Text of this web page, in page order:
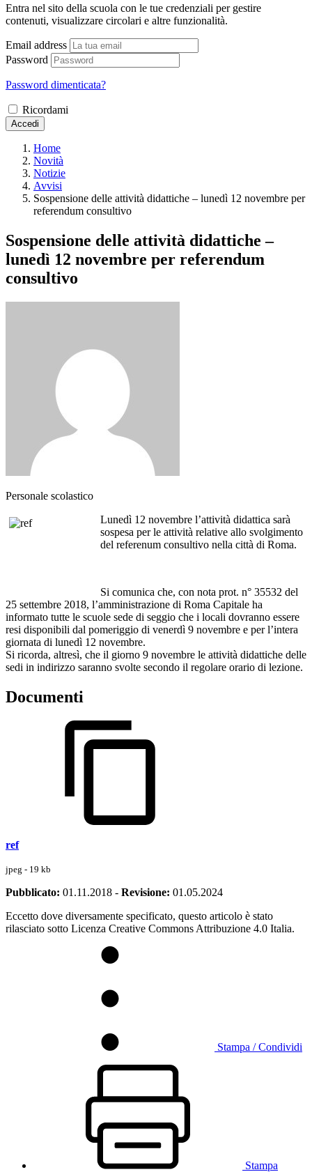
Entra nel sito della scuola con le tue credenziali per gestire
contenuti, visualizzare circolari e altre funzionalità.
Email address
Password
Password dimenticata?
Ricordami
Accedi
Home
Novità
Notizie
Avvisi
Sospensione delle attività didattiche – lunedì 12 novembre per
referendum consultivo
Sospensione delle attività didattiche –
lunedì 12 novembre per referendum
consultivo
Personale scolastico
Lunedì 12 novembre l’attività didattica sarà
sospesa per le attività relative allo svolgimento
del referenum consultivo nella città di Roma.
Si comunica che, con nota prot. n° 35532 del
25 settembre 2018, l’amministrazione di Roma Capitale ha
informato tutte le scuole sede di seggio che i locali dovranno essere
resi disponibili dal pomeriggio di venerdì 9 novembre e per l’intera
giornata di lunedì 12 novembre.
Si ricorda, altresì, che il giorno 9 novembre le attività didattiche delle
sedi in indirizzo saranno svolte secondo il regolare orario di lezione.
Documenti
ref
jpeg - 19 kb
Pubblicato: 01.11.2018 - Revisione: 01.05.2024
Eccetto dove diversamente specificato, questo articolo è stato
rilasciato sotto Licenza Creative Commons Attribuzione 4.0 Italia.
Stampa / Condividi
Stampa